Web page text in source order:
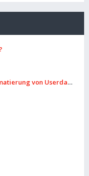
von Userdata